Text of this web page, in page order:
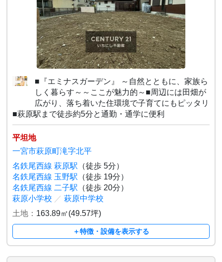
■『エミナスガーデン』 ～自然とともに、家族ら
しく暮らす～～ここが魅力的～■周辺には田畑が
広がり、落ち着いた住環境で子育てにもピッタリ
■萩原駅まで徒歩約5分と通勤・通学に便利
平坦地
一宮市萩原町滝字北平
名鉄尾西線 萩原駅 （徒歩 5分）
名鉄尾西線 玉野駅 （徒歩 19分）
名鉄尾西線 二子駅 （徒歩 20分）
萩原小学校 ／ 萩原中学校
土地： 163.89㎡(49.57坪)
＋特徴・設備を表示する